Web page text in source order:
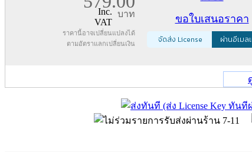
บาท
Inc.
VAT
ราคานี้อาจเปลี่ยนแปลงได้
ตามอัตราแลกเปลี่ยนเงิน
ขอใบเสนอราคา
จัดส่ง License ผ่านอีเมล